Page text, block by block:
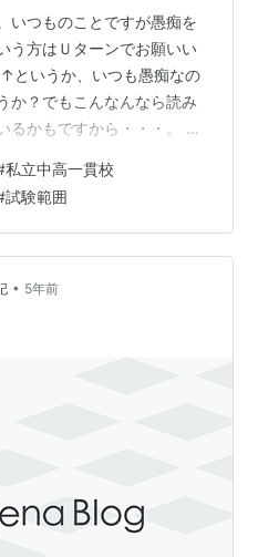
いつものことですが愚痴を
う方はＵターンでお願いい
いうか、いつも愚痴なの
か？でもこんなんなら読み
るかもですから・・・。 日
しては勉強時間が多い ★こ
を利用しています 日曜
、息子が午前中４時間勉強
時間。） 息子にしては今ま
す。が、いつにもまして
マイナ…
私立中高一貫校
試験範囲
• 5年前